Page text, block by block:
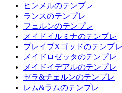
ヒンメルのテンプレ
ランスのテンプレ
フェルンのテンプレ
メイドイルミナのテンプレ
ブレイブXゴッドのテンプレ
メイドロゼッタのテンプレ
メイドイデアルのテンプレ
ゼラ&チェルンのテンプレ
レム&ラムのテンプレ